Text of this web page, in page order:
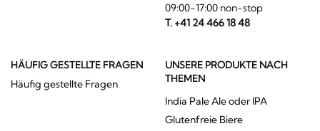
09:00-17:00 non-stop
T. +41 24 466 18 48
HÄUFIG GESTELLTE FRAGEN
Häufig gestellte Fragen
UNSERE PRODUKTE NACH
THEMEN
India Pale Ale oder IPA
Glutenfreie Biere